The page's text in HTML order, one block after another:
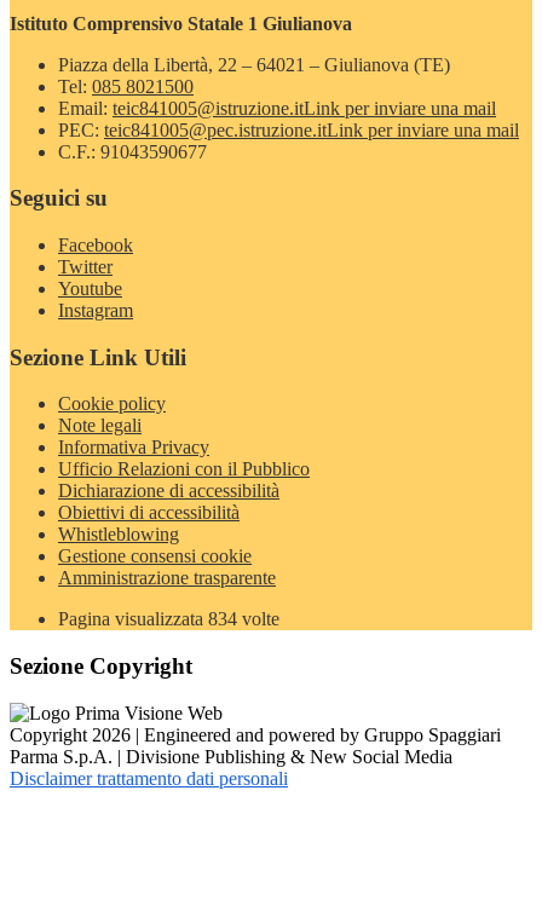
Istituto Comprensivo Statale 1 Giulianova
Piazza della Libertà, 22 – 64021 – Giulianova (TE)
Tel: 085 8021500
Email: teic841005@istruzione.itLink per inviare una mail
PEC: teic841005@pec.istruzione.itLink per inviare una mail
C.F.: 91043590677
Seguici su
Facebook
Twitter
Youtube
Instagram
Sezione Link Utili
Cookie policy
Note legali
Informativa Privacy
Ufficio Relazioni con il Pubblico
Dichiarazione di accessibilità
Obiettivi di accessibilità
Whistleblowing
Gestione consensi cookie
Amministrazione trasparente
Pagina visualizzata 834 volte
Sezione Copyright
Copyright 2026 | Engineered and powered by Gruppo Spaggiari
Parma S.p.A. | Divisione Publishing & New Social Media
Disclaimer trattamento dati personali